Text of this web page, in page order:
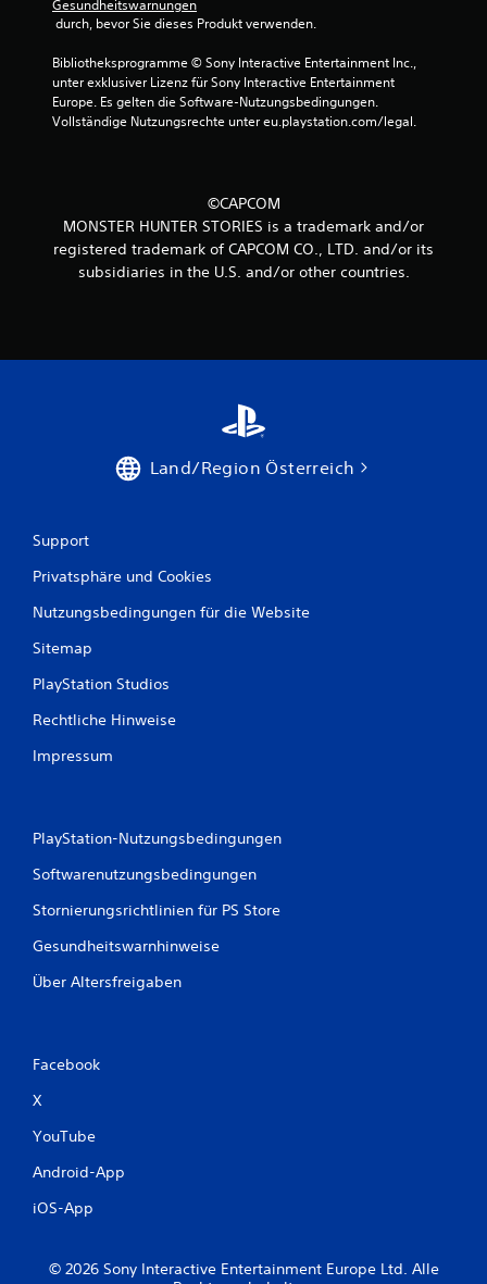
Gesundheitswarnungen
durch, bevor Sie dieses Produkt verwenden.
Bibliotheksprogramme © Sony Interactive Entertainment Inc.,
unter exklusiver Lizenz für Sony Interactive Entertainment
Europe. Es gelten die Software-Nutzungsbedingungen.
Vollständige Nutzungsrechte unter eu.playstation.com/legal.
©CAPCOM
MONSTER HUNTER STORIES is a trademark and/or
registered trademark of CAPCOM CO., LTD. and/or its
subsidiaries in the U.S. and/or other countries.
Land/Region Österreich
Support
Privatsphäre und Cookies
Nutzungsbedingungen für die Website
Sitemap
PlayStation Studios
Rechtliche Hinweise
Impressum
PlayStation-Nutzungsbedingungen
Softwarenutzungsbedingungen
Stornierungsrichtlinien für PS Store
Gesundheitswarnhinweise
Über Altersfreigaben
Facebook
X
YouTube
Android-App
iOS-App
© 2026 Sony Interactive Entertainment Europe Ltd. Alle